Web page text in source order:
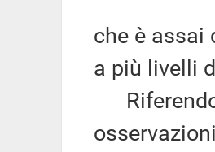
che è assai
a più livelli